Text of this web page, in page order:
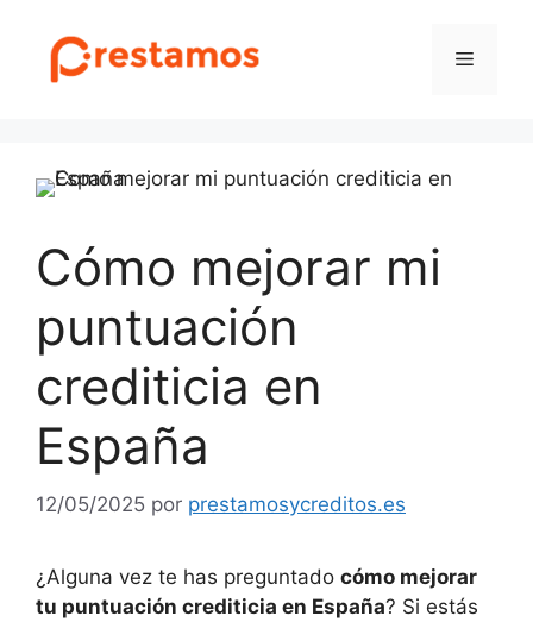
contenido
Menú
Cómo mejorar mi
puntuación
crediticia en
España
12/05/2025 por prestamosycreditos.es
¿Alguna vez te has preguntado cómo mejorar
tu puntuación crediticia en España? Si estás